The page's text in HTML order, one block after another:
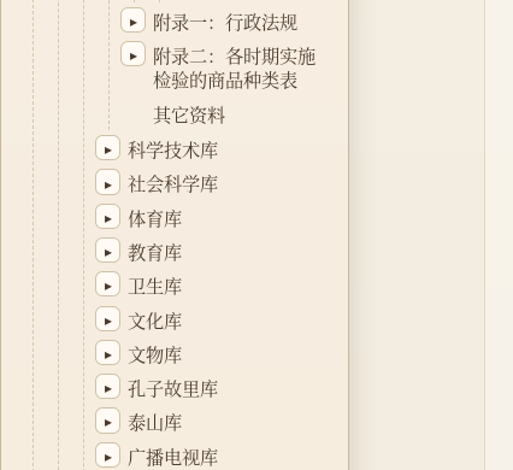
▸ 附录一：行政法规
▸
附录二：各时期实施
检验的商品种类表
其它资料
▸ 科学技术库
▸ 社会科学库
▸ 体育库
▸ 教育库
▸ 卫生库
▸ 文化库
▸ 文物库
▸ 孔子故里库
▸ 泰山库
▸ 广播电视库